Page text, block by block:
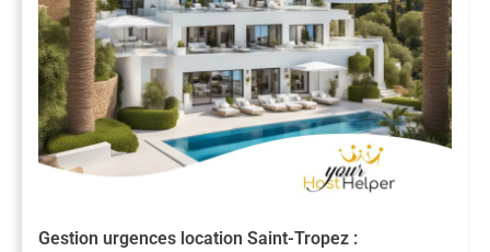
Gestion urgences location Saint-Tropez :